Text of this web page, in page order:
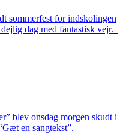
sommerfest for indskolingen
dag med fantastisk vejr.
blev onsdag morgen skudt i
en sangtekst”.